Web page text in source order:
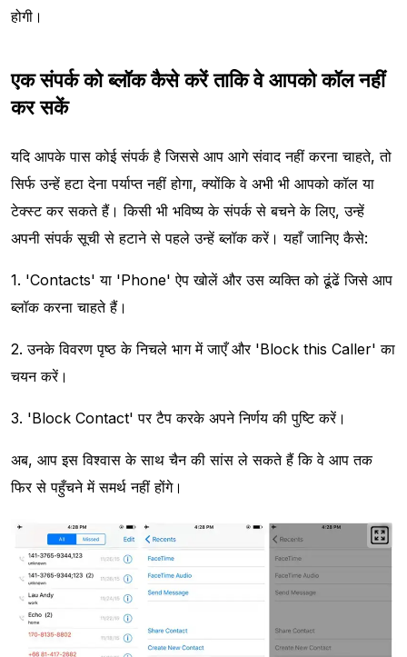
होगी।
एक संपर्क को ब्लॉक कैसे करें ताकि वे आपको कॉल नहीं
कर सकें
यदि आपके पास कोई संपर्क है जिससे आप आगे संवाद नहीं करना चाहते, तो
सिर्फ उन्हें हटा देना पर्याप्त नहीं होगा, क्योंकि वे अभी भी आपको कॉल या
टेक्स्ट कर सकते हैं। किसी भी भविष्य के संपर्क से बचने के लिए, उन्हें
अपनी संपर्क सूची से हटाने से पहले उन्हें ब्लॉक करें। यहाँ जानिए कैसे:
1. 'Contacts' या 'Phone' ऐप खोलें और उस व्यक्ति को ढूंढें जिसे आप
ब्लॉक करना चाहते हैं।
2. उनके विवरण पृष्ठ के निचले भाग में जाएँ और 'Block this Caller' का
चयन करें।
3. 'Block Contact' पर टैप करके अपने निर्णय की पुष्टि करें।
अब, आप इस विश्वास के साथ चैन की सांस ले सकते हैं कि वे आप तक
फिर से पहुँचने में समर्थ नहीं होंगे।